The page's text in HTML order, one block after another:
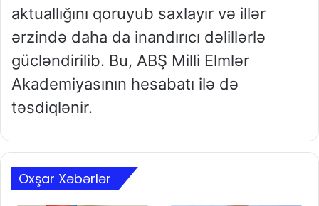
aktuallığını qoruyub saxlayır və illər
ərzində daha da inandırıcı dəlillərlə
gücləndirilib. Bu, ABŞ Milli Elmlər
Akademiyasının hesabatı ilə də
təsdiqlənir.
Oxşar Xəbərlər